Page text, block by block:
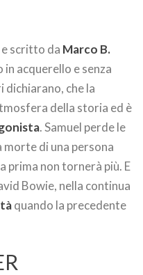
scritto da Marco B.
in acquerello e senza
dichiarano, che la
della storia ed è
. Samuel perde le
di una persona
prima non tornerà più. E
Bowie, nella continua
quando la precedente